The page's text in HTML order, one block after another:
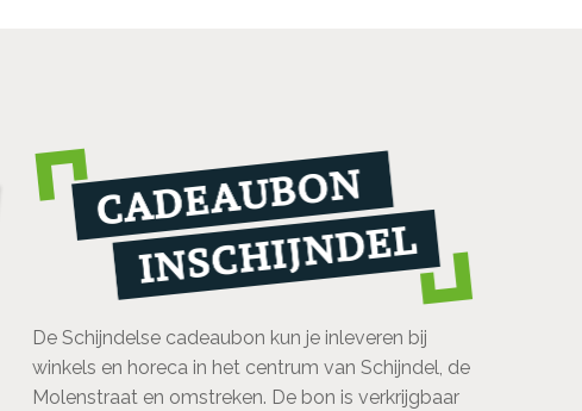
De Schijndelse cadeaubon kun je inleveren bij
winkels en horeca in het centrum van Schijndel, de
Molenstraat en omstreken. De bon is verkrijgbaar